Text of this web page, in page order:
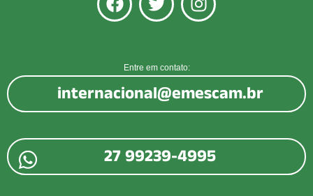
Entre em contato:
internacional@emescam.br
27 99239-4995